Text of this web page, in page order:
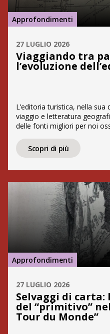
Approfondimenti
27 LUGLIO 2026
Viaggiando tra
l’evoluzione
L’editoria turistica, nella
viaggio e letteratura
delle fonti migliori per noi
percezione del territorio. Sin
volume, come la celebre
Scopri di più
Approfondimenti
27 LUGLIO 2026
Selvaggi di carta:
del “primitivo”
Tour du Monde”